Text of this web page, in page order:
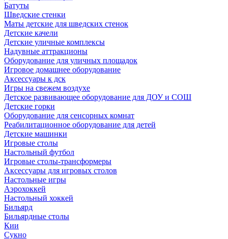
Батуты
Шведские стенки
Маты детские для шведских стенок
Детские качели
Детские уличные комплексы
Надувные аттракционы
Оборудование для уличных площадок
Игровое домашнее оборудование
Аксессуары к дск
Игры на свежем воздухе
Детское развивающее оборудование для ДОУ и СОШ
Детские горки
Оборудование для сенсорных комнат
Реабилитационное оборудование для детей
Детские машинки
Игровые столы
Настольный футбол
Игровые столы-трансформеры
Аксессуары для игровых столов
Настольные игры
Аэрохоккей
Настольный хоккей
Бильярд
Бильярдные столы
Кии
Сукно